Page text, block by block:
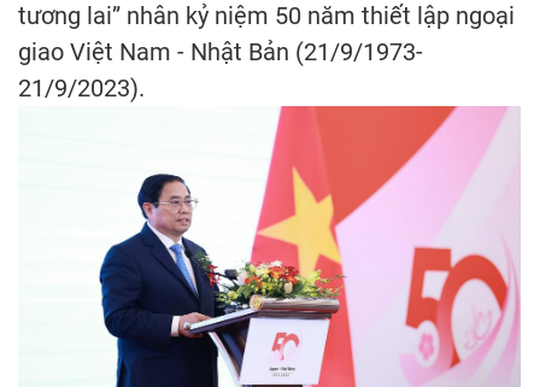
tương lai” nhân kỷ niệm 50 năm thiết lập ngoại
giao Việt Nam - Nhật Bản (21/9/1973-
21/9/2023).